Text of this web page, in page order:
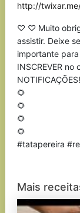
http://
♡ ♡ Muito
assistir. Deixe
importante
INSCREVER
🌻
🌻
🌻
🌻
#tatapereira
Mais